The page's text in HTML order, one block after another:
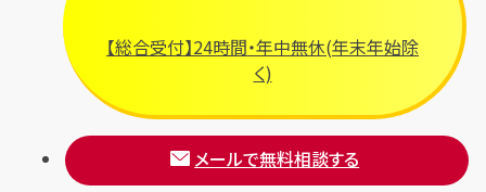
【総合受付】24時間・年中無休(年末年始除
く)
メールで無料相談する